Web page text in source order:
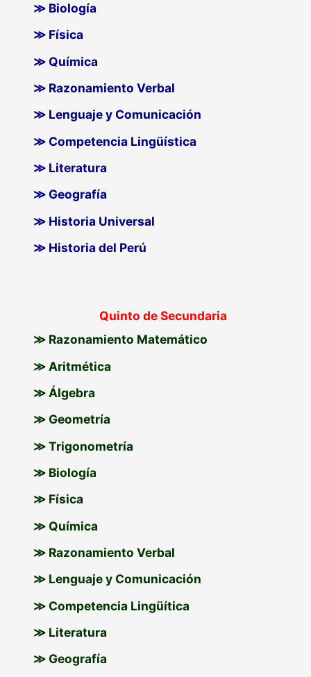
≫ Biología
≫ Física
≫ Química
≫ Razonamiento Verbal
≫ Lenguaje y Comunicación
≫ Competencia Lingüística
≫ Literatura
≫ Geografía
≫ Historia Universal
≫ Historia del Perú
Quinto de Secundaria
≫ Razonamiento Matemático
≫ Aritmética
≫ Álgebra
≫ Geometría
≫ Trigonometría
≫ Biología
≫ Física
≫ Química
≫ Razonamiento Verbal
≫ Lenguaje y Comunicación
≫ Competencia Lingüítica
≫ Literatura
≫ Geografía